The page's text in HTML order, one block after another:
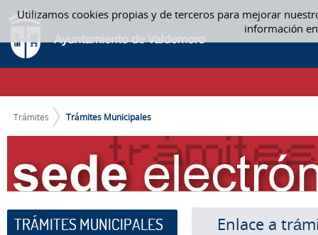
Utilizamos cookies propias y de terceros para mejorar
información
Saltar al contenido
TRÁMITES MUNICIPALES
CAMINO DE MIGAS
Trámites Trámites Municipales
TRÁMITES MUNICIPALES Enlace a